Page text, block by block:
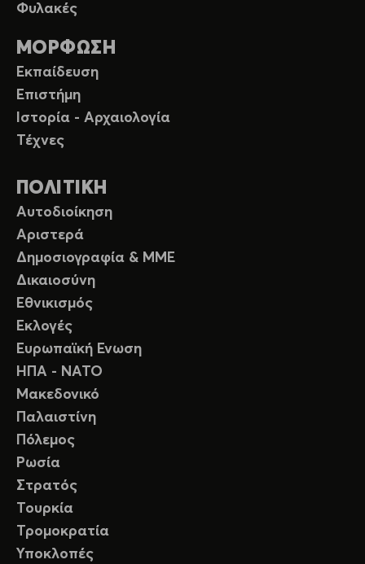
Φυλακές
ΜΟΡΦΩΣΗ
Εκπαίδευση
Επιστήμη
Ιστορία - Αρχαιολογία
Τέχνες
ΠΟΛΙΤΙΚΗ
Αυτοδιοίκηση
Αριστερά
Δημοσιογραφία & ΜΜΕ
Δικαιοσύνη
Εθνικισμός
Εκλογές
Ευρωπαϊκή Ενωση
ΗΠΑ - ΝΑΤΟ
Μακεδονικό
Παλαιστίνη
Πόλεμος
Ρωσία
Στρατός
Τουρκία
Τρομοκρατία
Υποκλοπές